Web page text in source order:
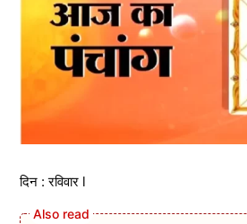
दिन : रविवार l